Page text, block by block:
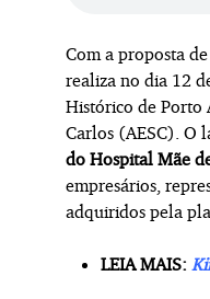
Com a proposta
realiza no dia 12
Histórico de Porto
Carlos (AESC). O
do Hospital Mãe
empresários,
adquiridos pela
LEIA MAIS: